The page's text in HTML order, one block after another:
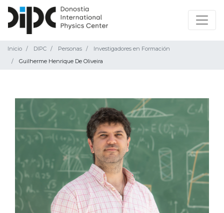
Inicio DIPC Personas
Investigadores en Formación
Guilherme Henrique De Oliveira